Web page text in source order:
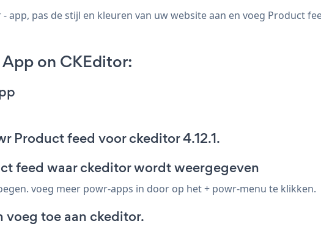
app, pas de stijl en kleuren van uw website aan en voeg Product
on CKEditor:
Product feed voor ckeditor 4.12.1.
feed waar ckeditor wordt weergegeven
voeg meer powr-apps in door op het + powr-menu te klikken.
voeg toe aan ckeditor.